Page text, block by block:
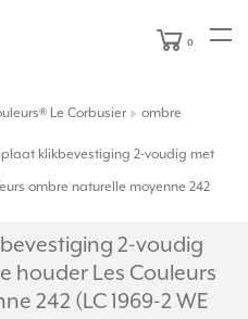
0
Le Corbusier ombre
klikbevestiging 2-voudig met
ombre naturelle moyenne 242
2-voudig
houder Les Couleurs
242 (LC 1969-2 WE